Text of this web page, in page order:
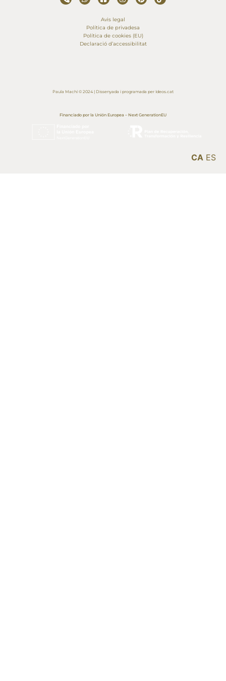
Avis legal
Política de privadesa
Política de cookies (EU)
Declaració d’accessibilitat
Paula Machí © 2024 | Dissenyada i programada per Ideos.cat
Financiado por la Unión Europea – Next GenerationEU
CA ES